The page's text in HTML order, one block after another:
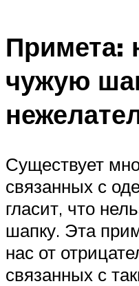
Примета:
чужую
Существует
связанных с
гласит, что
шапку. Эта
нас от
связанных с